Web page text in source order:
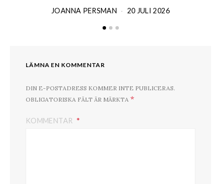
JOANNA PERSMAN 20 JULI 2026
LÄMNA EN KOMMENTAR
DIN E-POSTADRESS KOMMER INTE PUBLICERAS.
OBLIGATORISKA FÄLT ÄR MÄRKTA *
KOMMENTAR